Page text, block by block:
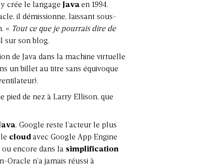
crée le langage Javaen 1994.
il démissionne, laissant sous-
« Tout ce que je pourrais dire de
sur son blog.
de Java dans la machine virtuelle
un billet au titre sans équivoque
pied de nez à Larry Ellison, que
Java. Google reste l’acteur le plus
cloudavec Google App Engine
ou encore dans la simplification
Oracle n’a jamais réussi à